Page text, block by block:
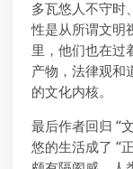
多瓦悠人不守时
性是从所谓文明
里，他们也在过
产物，法律观和
的文化内核。
最后作者回归 “
悠的生活成了 “